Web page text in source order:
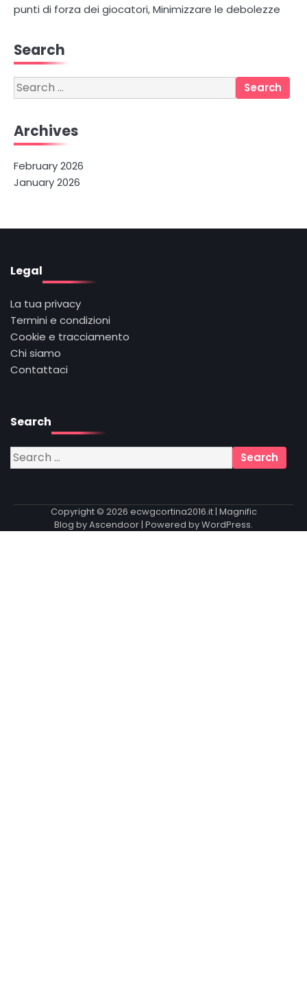
punti di forza dei giocatori, Minimizzare le debolezze
Search
Search
for:
Archives
February 2026
January 2026
Legal
La tua privacy
Termini e condizioni
Cookie e tracciamento
Chi siamo
Contattaci
Search
Search
for:
Copyright © 2026 ecwgcortina2016.it| Magnific
Blog byAscendoor| Powered byWordPress.